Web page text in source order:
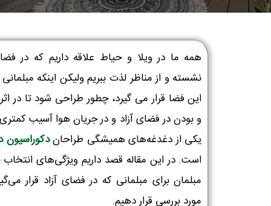
همه ما در ویلا و حیاط علاقه داریم که در
نشسته و از مناظر لذت ببریم ولیکن اینکه
این فضا قرار می گیرد، چطور طراحی شود تا در اثر
و بودن در فضای آزاد و در جریان هوا آسیب کمتری
یکی از دغدغه‌های همیشگی طراحاندکوراسیون
است. در این مقاله قصد داریم ویژگی‌های
مبلمان برای مبلمانی که در فضای آزاد قرار
مورد بررسی قرار دهیم.